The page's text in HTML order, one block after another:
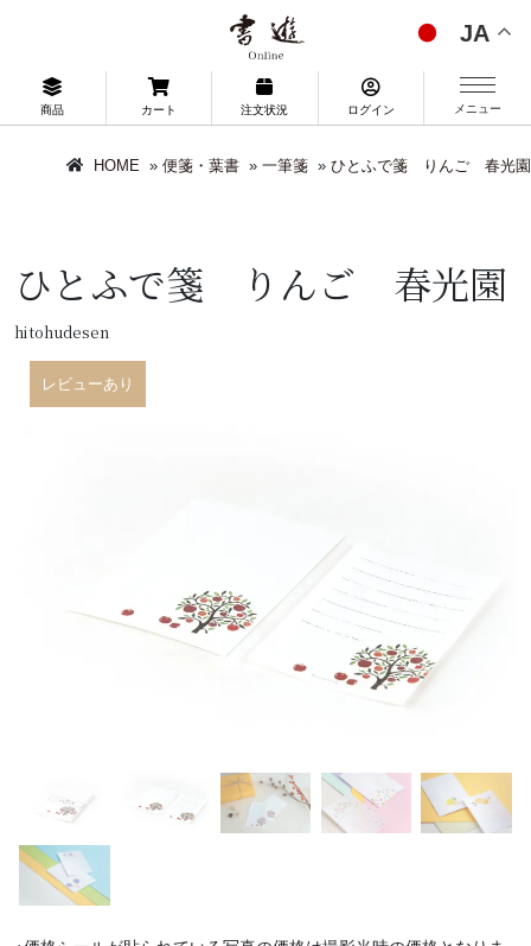
JA
商品 カート 注文状況 ログイン メニュー
HOME » 便箋・葉書 » 一筆箋 » ひとふで箋 りんご 春光園
ひとふで箋 りんご 春光園
hitohudesen
レビューあり